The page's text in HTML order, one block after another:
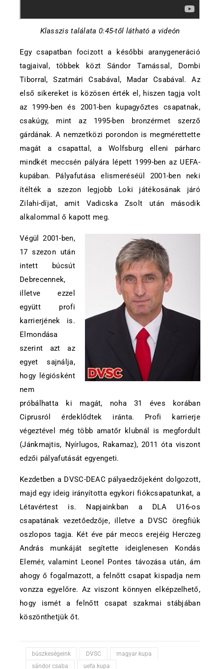
Klasszis találata 0:45-től látható a videón
Egy csapatban focizott a későbbi aranygeneráció
tagjaival, többek közt Sándor Tamással, Dombi
Tiborral, Szatmári Csabával, Madar Csabával. Az
első sikereket is közösen érték el, hiszen tagja volt
az 1999-ben és 2001-ben kupagyőztes csapatnak,
csakúgy, mint az 1995-ben bronzérmet szerző
gárdának. A nemzetközi porondon is megmérettette
magát a csapattal, a Wolfsburg elleni párharc
mindkét meccsén pályára lépett 1999-ben az UEFA-
kupában. Pályafutása elismeréséül 2001-ben neki
ítélték a szezon legjobb Loki játékosának járó
Zilahi-díjat, amit Vadicska Zsolt után második
alkalommal ő kapott meg.
Végül 2001-ben,
17 szezon után
intett búcsút
Debrecennek,
illetve ezzel
együtt profi
karrierjének is.
Elmondása
szerint azt az
egyet sajnálja,
hogy légiósként
nem
próbálhatta ki magát, noha 31 éves korában
Ciprusról érdeklődtek iránta. Profi karrierje
végeztével még több amatőr klubnál is megfordult
(Jánkmajtis, Nyírlugos, Rakamaz), 2011 óta viszont
edzői pályafutását egyengeti.
Kezdetben a DVSC-DEAC pályaedzőjeként dolgozott,
majd egy ideig irányította egykori fiókcsapatunkat, a
Létavértest is. Napjainkban a DLA U16-os
csapatának vezetőedzője, illetve a DVSC öregfiúk
oszlopos tagja. Két éve pár meccs erejéig Herczeg
András munkáját segítette ideiglenesen Kondás
Elemér, valamint Leonel Pontes távozása után, ám
ahogy ő fogalmazott, a felnőtt csapat kispadja nem
vonzza egyelőre. Az viszont könnyen elképzelhető,
hogy ismét a felnőtt csapat szakmai stábjában
köszönthetjük őt.
büszkeségeink DVSC
magyar kupa
sándor csaba
uefa kupa